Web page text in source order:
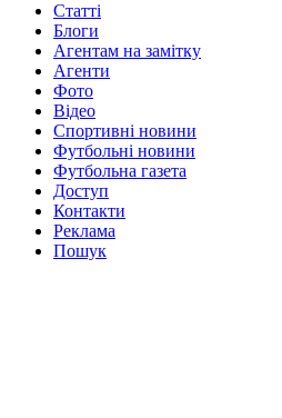
Статті
Блоги
Агентам на замітку
Агенти
Фото
Відео
Спортивні новини
Футбольні новини
Футбольна газета
Доступ
Контакти
Реклама
Пошук